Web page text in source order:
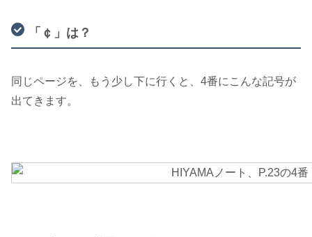
「￠」は？
同じページを、もう少し下に行くと、4番にこんな記号が
出てきます。